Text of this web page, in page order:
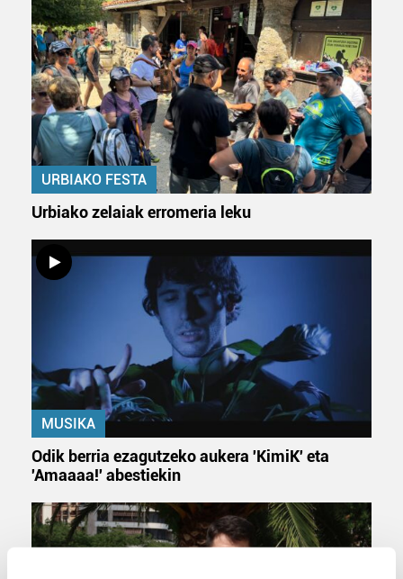
URBIAKO FESTA
Urbiako zelaiak erromeria leku
MUSIKA
Odik berria ezagutzeko aukera 'KimiK' eta
'Amaaaa!' abestiekin